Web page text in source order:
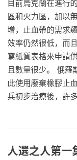
目前烏克蘭在進行
區和火力區，加以
增，止血帶的需求
效率仍然很低，而
寫紙質表格來申請
且數量很少。 俄羅
此使用廢棄橡膠止
兵初步治療後，許
人選之人第一